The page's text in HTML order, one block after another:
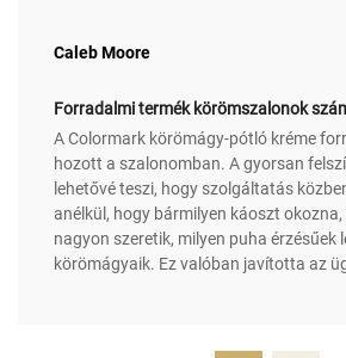
Caleb Moore
Forradalmi termék körömszalonok
A Colormark körömágy-pótló kréme
hozott a szalonomban. A gyorsan
lehetővé teszi, hogy szolgáltatás
anélkül, hogy bármilyen káoszt okozna,
nagyon szeretik, milyen puha érzésűek
körömágyaik. Ez valóban javította az